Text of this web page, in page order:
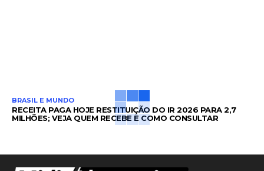
BRASIL E MUNDO
RECEITA PAGA HOJE RESTITUIÇÃO DO IR 2026 PARA 2,7
MILHÕES; VEJA QUEM RECEBE E COMO CONSULTAR